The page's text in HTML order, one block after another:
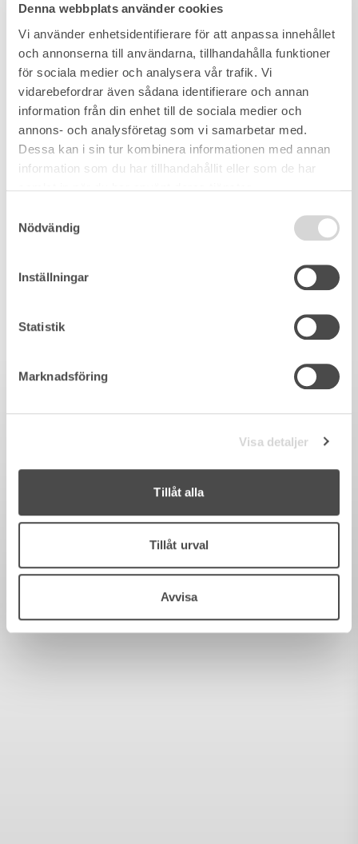
Denna webbplats använder cookies
Vi använder enhetsidentifierare för att anpassa innehållet
och annonserna till användarna, tillhandahålla funktioner
för sociala medier och analysera vår trafik. Vi
vidarebefordrar även sådana identifierare och annan
information från din enhet till de sociala medier och
annons- och analysföretag som vi samarbetar med.
Dessa kan i sin tur kombinera informationen med annan
information som du har tillhandahållit eller som de har
Nödvändig
Inställningar
Statistik
Marknadsföring
Visa detaljer
Tillåt alla
Tillåt urval
Avvisa